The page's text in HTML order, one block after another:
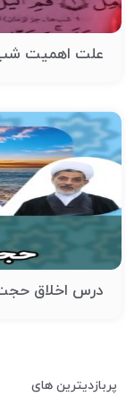
علت اهمیت شب
درس اخلاق حجت
پربازدیترین های